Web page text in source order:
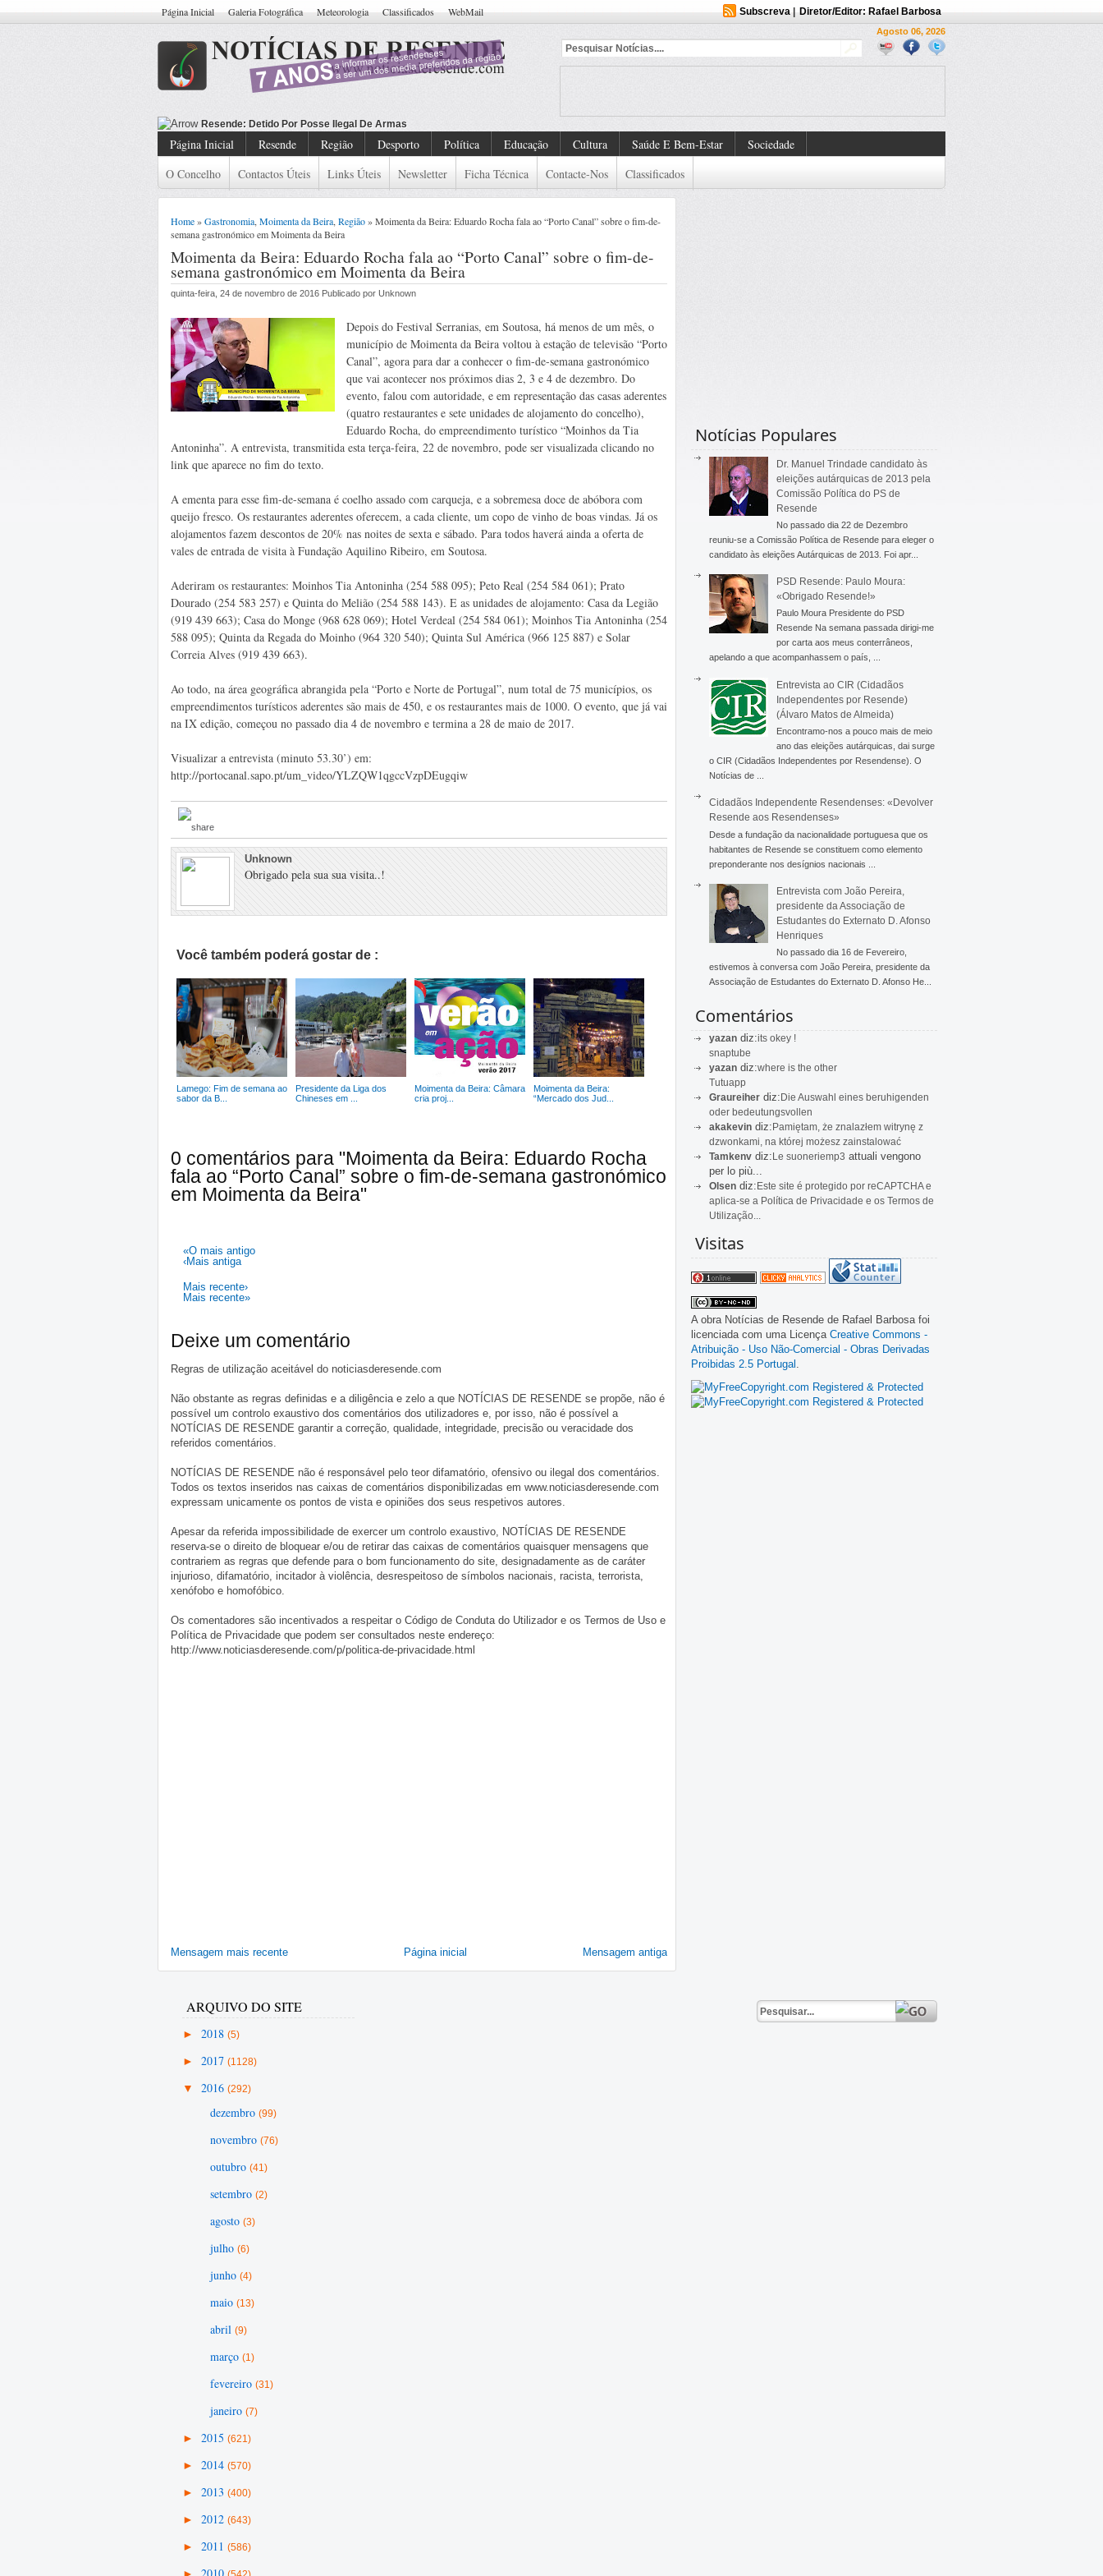
Página Inicial Galeria Fotográfica Meteorologia Classificados WebMail Subscreva| Diretor/Editor: Rafael Barbosa
Agosto 06, 2026
Resende: Detido
Página Inicial Resende Região Desporto Política Educação Cultura Saúde E Bem-Estar
Sociedade
O Concelho
Contactos Úteis Links Úteis Newsletter Ficha Técnica Contacte-Nos Classificados
Home»Gastronomia Moimenta da Beira Região» Moimenta da Beira: Eduardo Rocha fala ao “Porto Canal” sobre o fim-de-
semana gastronómico em Moimenta da Beira
Moimenta da Beira: Eduardo Rocha fala ao “Porto Canal” sobre o fim-de-
semana gastronómico em Moimenta da Beira
quinta-feira, 24 de novembro de 2016 Publicado por Unknown
Depois do Festival Serranias, em Soutosa, há menos de um mês, o
município de Moimenta da Beira voltou à estação de televisão “Porto
Canal”, agora para dar a conhecer o fim-de-semana gastronómico
que vai acontecer nos próximos dias 2, 3 e 4 de dezembro. Do
evento, falou com autoridade, e em representação das casas aderentes
(quatro restaurantes e sete unidades de alojamento do concelho),
Eduardo Rocha, do empreendimento turístico “Moinhos da Tia
Antoninha”. A entrevista, transmitida esta terça-feira, 22 de novembro, pode ser visualizada clicando no
link que aparece no fim do texto.
A ementa para esse fim-de-semana é coelho assado com carqueja, e a sobremesa doce de abóbora com
queijo fresco. Os restaurantes aderentes oferecem, a cada cliente, um copo de vinho de boas vindas. Já os
alojamentos fazem descontos de 20% nas noites de sexta e sábado. Para todos haverá ainda a oferta de
vales de entrada de visita à Fundação Aquilino Ribeiro, em Soutosa.
Aderiram os restaurantes: Moinhos Tia Antoninha (254 588 095); Peto Real (254 584 061); Prato
Dourado (254 583 257) e Quinta do Melião (254 588 143). E as unidades de alojamento: Casa da Legião
(919 439 663); Casa do Monge (968 628 069); Hotel Verdeal (254 584 061); Moinhos Tia Antoninha (254
588 095); Quinta da Regada do Moinho (964 320 540); Quinta Sul América (966 125 887) e Solar
Correia Alves (919 439 663).
Ao todo, na área geográfica abrangida pela “Porto e Norte de Portugal”, num total de 75 municípios, os
empreendimentos turísticos aderentes são mais de 450, e os restaurantes mais de 1000. O evento, que já vai
na IX edição, começou no passado dia 4 de novembro e termina a 28 de maio de 2017.
Visualizar a entrevista (minuto 53.30’) em:
http://portocanal.sapo.pt/um_video/YLZQW1qgccVzpDEugqiw
Unknown
Obrigado pela sua sua visita..!
Você também poderá gostar de :
Lamego: Fim de semana ao
sabor da B...
Presidente da Liga dos
Chineses em ...
Moimenta da Beira: Câmara
cria proj...
Moimenta da Beira:
“Mercado dos Jud...
0 comentários para "Moimenta da Beira: Eduardo Rocha
fala ao “Porto Canal” sobre o fim-de-semana gastronómico
em Moimenta da Beira"
«O mais antigo
‹Mais antiga
Mais recente›
Mais recente»
Deixe um comentário
Regras de utilização aceitável do noticiasderesende.com
Não obstante as regras definidas e a diligência e zelo a que NOTÍCIAS DE RESENDE se propõe, não é
possível um controlo exaustivo dos comentários dos utilizadores e, por isso, não é possível a
NOTÍCIAS DE RESENDE garantir a correção, qualidade, integridade, precisão ou veracidade dos
referidos comentários.
NOTÍCIAS DE RESENDE não é responsável pelo teor difamatório, ofensivo ou ilegal dos comentários.
Todos os textos inseridos nas caixas de comentários disponibilizadas em www.noticiasderesende.com
expressam unicamente os pontos de vista e opiniões dos seus respetivos autores.
Apesar da referida impossibilidade de exercer um controlo exaustivo, NOTÍCIAS DE RESENDE
reserva-se o direito de bloquear e/ou de retirar das caixas de comentários quaisquer mensagens que
contrariem as regras que defende para o bom funcionamento do site, designadamente as de caráter
injurioso, difamatório, incitador à violência, desrespeitoso de símbolos nacionais, racista, terrorista,
xenófobo e homofóbico.
Os comentadores são incentivados a respeitar o Código de Conduta do Utilizador e os Termos de Uso e
Política de Privacidade que podem ser consultados neste endereço:
http://www.noticiasderesende.com/p/politica-de-privacidade.html
Mensagem mais recente Mensagem antiga
Página inicial
Notícias Populares
Dr. Manuel Trindade candidato às
eleições autárquicas de 2013 pela
Comissão Política do PS de
Resende
No passado dia 22 de Dezembro
reuniu-se a Comissão Política de Resende para eleger o
candidato às eleições Autárquicas de 2013. Foi apr...
PSD Resende: Paulo Moura:
«Obrigado Resende!»
Paulo Moura Presidente do PSD
Resende Na semana passada dirigi-me
por carta aos meus conterrâneos,
apelando a que acompanhassem o país, ...
Entrevista ao CIR (Cidadãos
Independentes por Resende)
(Álvaro Matos de Almeida)
Encontramo-nos a pouco mais de meio
ano das eleições autárquicas, dai surge
o CIR (Cidadãos Independentes por Resendense). O
Notícias de ...
Cidadãos Independente Resendenses: «Devolver
Resende aos Resendenses»
Desde a fundação da nacionalidade portuguesa que os
habitantes de Resende se constituem como elemento
preponderante nos desígnios nacionais ...
Entrevista com João Pereira,
presidente da Associação de
Estudantes do Externato D. Afonso
Henriques
No passado dia 16 de Fevereiro,
estivemos à conversa com João Pereira, presidente da
Associação de Estudantes do Externato D. Afonso He...
Comentários
yazan diz:its okey !
snaptube
yazan diz:where is the other
Tutuapp
Graureiher diz:Die Auswahl eines beruhigenden
oder bedeutungsvollen
akakevin diz:Pamiętam, że znalazłem witrynę z
dzwonkami, na której możesz zainstalować
Tamkenv diz:Le suoneriemp3 attuali vengono
per lo più...
Olsen diz:Este site é protegido por reCAPTCHA e
aplica-se a Política de Privacidade e os Termos de
Utilização...
Visitas
A obra Notícias de Resende de Rafael Barbosa foi
licenciada com uma Licença Creative Commons -
Atribuição - Uso Não-Comercial - Obras Derivadas
Proibidas 2.5 Portugal
ARQUIVO DO SITE
► 2018 (5)
► 2017 (1128)
▼ 2016 (292)
dezembro (99)
novembro (76)
outubro (41)
setembro (2)
agosto (3)
julho (6)
junho (4)
maio (13)
abril (9)
março (1)
fevereiro (31)
janeiro (7)
► 2015 (621)
► 2014 (570)
► 2013 (400)
► 2012 (643)
► 2011 (586)